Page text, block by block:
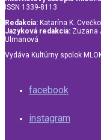
ISSN 1339-8113
Redakcia: Katarína K.
Jazyková redakcia: Zuzana
Ulmanová
Vydáva Kultúrny spolok
facebook
instagram